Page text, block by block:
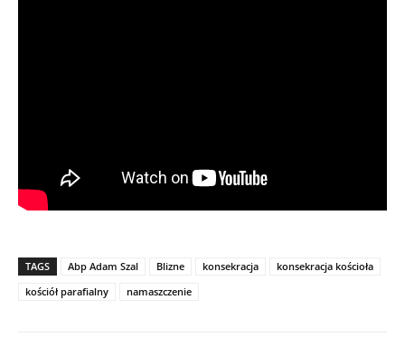
TAGS Abp Adam Szal Blizne konsekracja
konsekracja kościoła
kościół parafialny
namaszczenie